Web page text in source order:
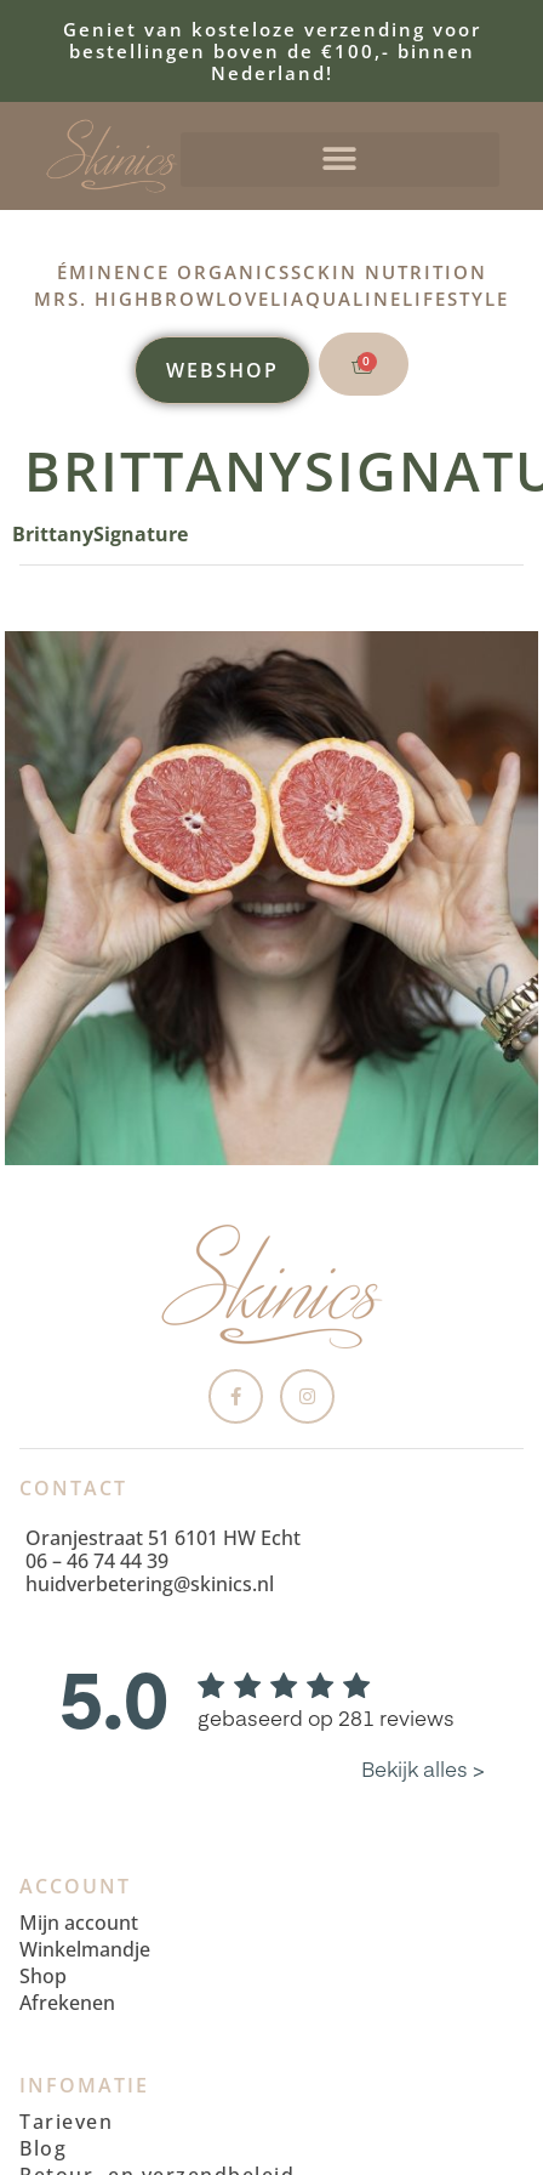
Geniet van kosteloze verzending voor
bestellingen boven de €100,- binnen
Nederland!
ÉMINENCE ORGANICSSCKIN NUTRITION
MRS. HIGHBROWLOVELIAQUALINELIFESTYLE
WEBSHOP 0
BrittanySignature
CONTACT
Oranjestraat 51 6101 HW Echt
06 – 46 74 44 39
huidverbetering@skinics.nl
ACCOUNT
Mijn account
Winkelmandje
Shop
Afrekenen
INFOMATIE
Tarieven
Blog